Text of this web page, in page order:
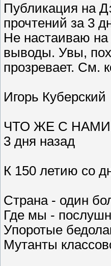
Публикация на
прочтений за 3
Не настаиваю на
выводы. Увы,
прозревает. См.
Игорь Куберский
ЧТО ЖЕ С
3 дня назад
К 150 летию со
Страна - один
Где мы -
Упоротые
Мутанты